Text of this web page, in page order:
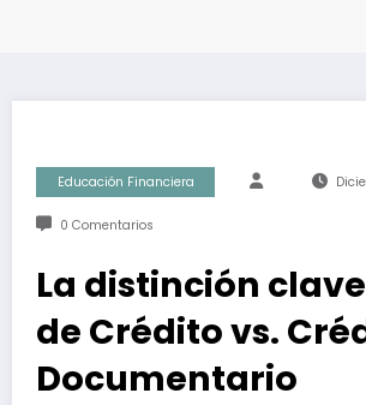
Educación Financiera
0 Comentarios
La distinción
de Crédito vs.
Documentario